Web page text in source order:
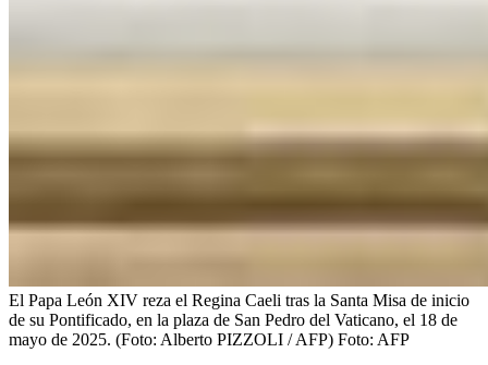
El Papa León XIV reza el Regina Caeli tras la Santa Misa de inicio
de su Pontificado, en la plaza de San Pedro del Vaticano, el 18 de
mayo de 2025. (Foto: Alberto PIZZOLI / AFP) Foto: AFP